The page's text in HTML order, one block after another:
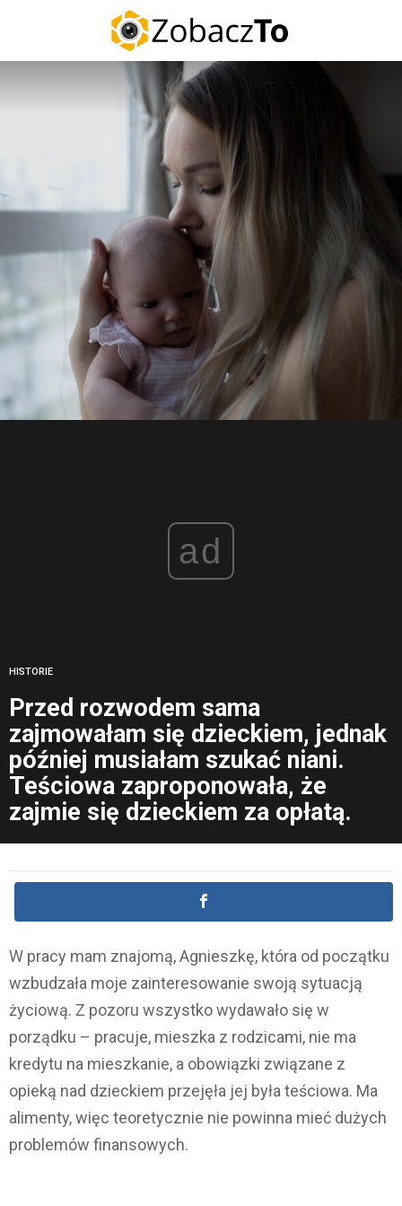
ad
HISTORIE
Przed rozwodem sama
zajmowałam się dzieckiem, jednak
później musiałam szukać niani.
Teściowa zaproponowała, że
zajmie się dzieckiem za opłatą.
W pracy mam znajomą, Agnieszkę, która od początku
wzbudzała moje zainteresowanie swoją sytuacją
życiową. Z pozoru wszystko wydawało się w
porządku – pracuje, mieszka z rodzicami, nie ma
kredytu na mieszkanie, a obowiązki związane z
opieką nad dzieckiem przejęła jej była teściowa. Ma
alimenty, więc teoretycznie nie powinna mieć dużych
problemów finansowych.